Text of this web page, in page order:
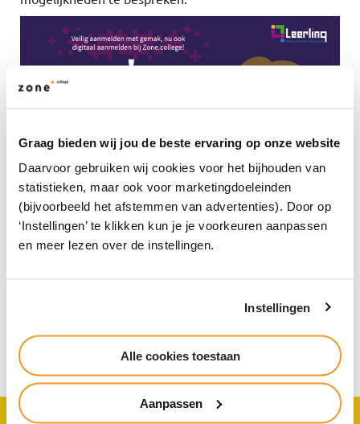
Graag bieden wij jou de beste ervaring op onze website
Daarvoor gebruiken wij cookies voor het bijhouden van
statistieken, maar ook voor marketingdoeleinden
(bijvoorbeeld het afstemmen van advertenties). Door op
‘Instellingen’ te klikken kun je je voorkeuren aanpassen
en meer lezen over de instellingen.
Instellingen
Alle cookies toestaan
Aanpassen
. We nemen daarna contact met je